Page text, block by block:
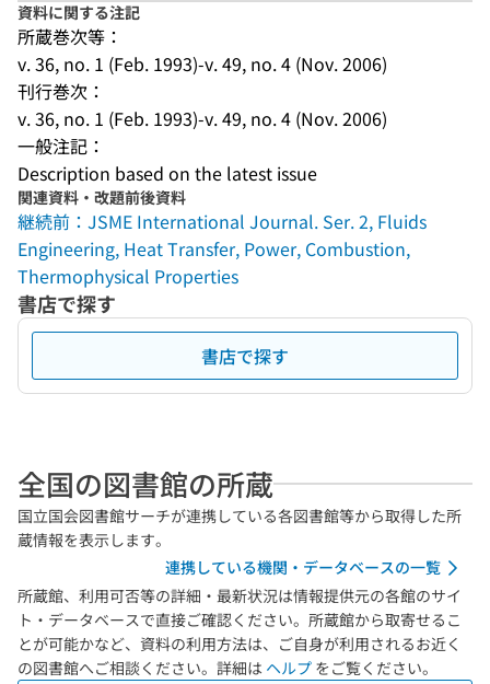
資料に関する注記
所蔵巻次等：
v. 36, no. 1 (Feb. 1993)-v. 49, no. 4 (Nov. 2006)
刊行巻次：
v. 36, no. 1 (Feb. 1993)-v. 49, no. 4 (Nov. 2006)
一般注記：
Description based on the latest issue
関連資料・改題前後資料
継続前：JSME International Journal. Ser. 2, Fluids
Engineering, Heat Transfer, Power, Combustion,
Thermophysical Properties
書店で探す
書店で探す
全国の図書館の所蔵
国立国会図書館サーチが連携している各図書館等から取得した所
蔵情報を表示します。
連携している機関・データベースの一覧
所蔵館、利用可否等の詳細・最新状況は情報提供元の各館のサイ
ト・データベースで直接ご確認ください。所蔵館から取寄せるこ
とが可能かなど、資料の利用方法は、ご自身が利用されるお近く
の図書館へご相談ください。詳細は ヘルプ をご覧ください。